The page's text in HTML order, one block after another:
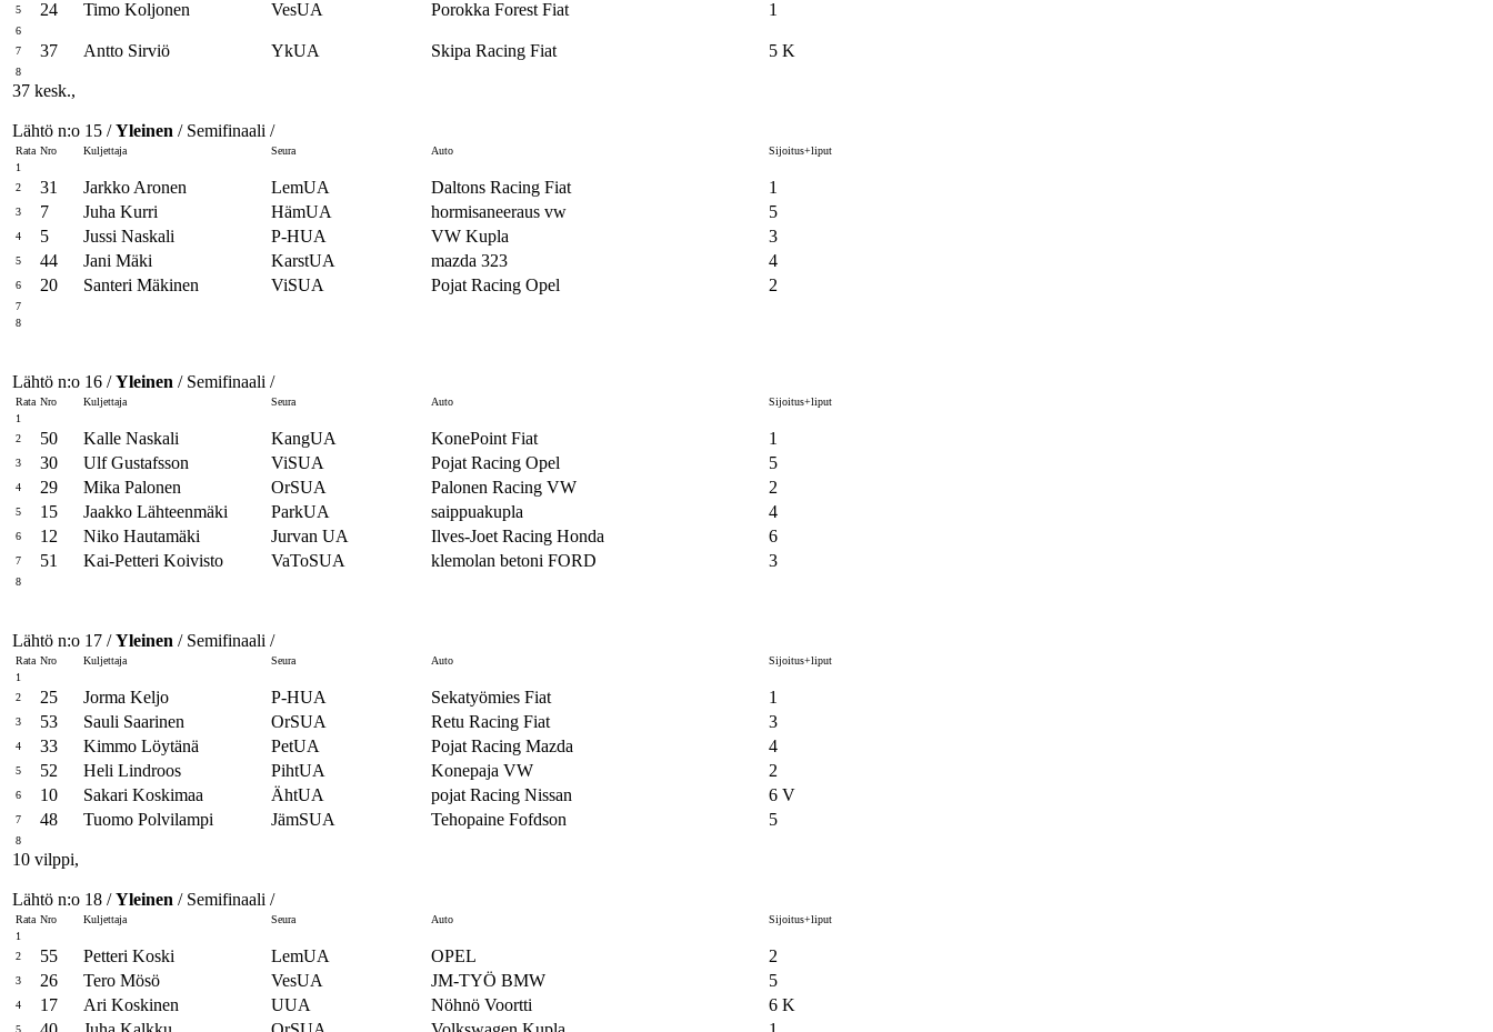
5 24 Timo Koljonen VesUA Porokka Forest Fiat 1
6
7
37 Antto Sirviö YkUA Skipa Racing Fiat 5 K
8
37 kesk.,
Lähtö n:o 15 /Yleinen / Semifinaali /
Rata Nro Kuljettaja Seura Auto
Sijoitus+liput
1
2
31 Jarkko Aronen LemUA Daltons Racing Fiat 1
3 7 Juha Kurri HämUA hormisaneeraus vw 5
4 5 Jussi Naskali P-HUA VW Kupla 3
5 44 Jani Mäki KarstUA mazda 323 4
6 20 Santeri Mäkinen ViSUA Pojat Racing Opel 2
7
8
Lähtö n:o 16 /Yleinen / Semifinaali /
Rata Nro Kuljettaja Seura Auto
Sijoitus+liput
1
2
50 Kalle Naskali KangUA KonePoint Fiat 1
3 30 Ulf Gustafsson ViSUA Pojat Racing Opel 5
4 29 Mika Palonen OrSUA Palonen Racing VW 2
5 15 Jaakko Lähteenmäki ParkUA saippuakupla 4
6 12 Niko Hautamäki Jurvan UA Ilves-Joet Racing Honda 6
7 51 Kai-Petteri Koivisto VaToSUA klemolan betoni FORD 3
8
Lähtö n:o 17 /Yleinen / Semifinaali /
Rata Nro Kuljettaja Seura Auto
Sijoitus+liput
1
2
25 Jorma Keljo P-HUA Sekatyömies Fiat 1
3 53 Sauli Saarinen OrSUA Retu Racing Fiat 3
4 33 Kimmo Löytänä PetUA Pojat Racing Mazda 4
5 52 Heli Lindroos PihtUA Konepaja VW 2
6 10 Sakari Koskimaa ÄhtUA pojat Racing Nissan 6 V
7 48 Tuomo Polvilampi JämSUA Tehopaine Fofdson 5
8
10 vilppi,
Lähtö n:o 18 /Yleinen / Semifinaali /
Rata Nro Kuljettaja Seura Auto
Sijoitus+liput
1
2
55 Petteri Koski LemUA OPEL 2
3 26 Tero Mösö VesUA JM-TYÖ BMW 5
4 17 Ari Koskinen UUA Nöhnö Voortti 6 K
5